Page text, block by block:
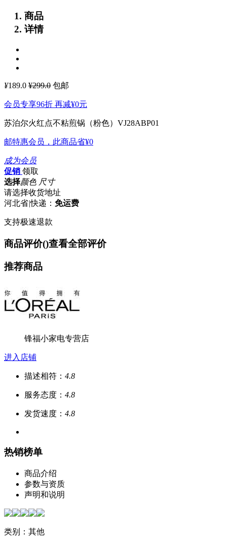
商品
详情
¥189.0 ¥299.0 包邮
会员专享96折 再减¥0元
苏泊尔火红点不粘煎锅（粉色）VJ28ABP01
邮特惠会员，此商品省¥0
成为会员
促销 领取
选择颜色 尺寸
请选择收货地址
河北省|快递： 免运费
支持极速退款
商品评价()查看全部评价
推荐商品
锋福小家电专营店
进入店铺
描述相符： 4.8
服务态度： 4.8
发货速度： 4.8
热销榜单
商品介绍
参数与资质
声明和说明
类别：其他